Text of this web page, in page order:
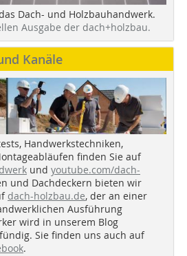
Dach- und Holzbauhandwerk.
Ausgabe der dach+holzbau.
Kanäle
Handwerkstechniken,
finden Sie auf
und youtube.com/dach-
und Dachdeckern bieten wir
dach-holzbau.de, der an einer
Ausführung
wird in unserem Blog
fündig. Sie finden uns auch auf
.